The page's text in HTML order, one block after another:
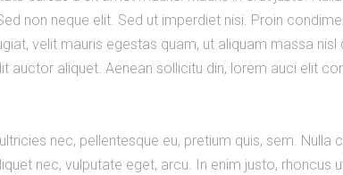
non neque elit. Sed ut imperdiet nisi. Proin
velit mauris egestas quam, ut aliquam massa nisl
auctor aliquet. Aenean sollicitu din, lorem auci elit
nec, pellentesque eu, pretium quis, sem.
nec, vulputate eget, arcu. In enim justo, rhoncus